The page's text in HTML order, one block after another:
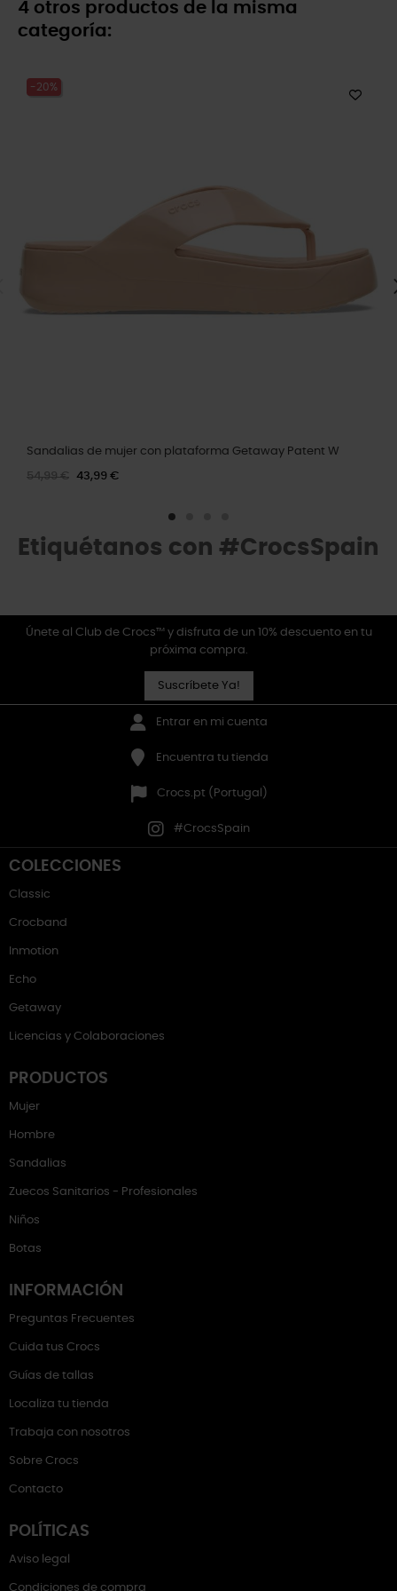
4 otros productos de la misma
categoría:
-20%
Sandalias de mujer con plataforma Getaway Patent W
54,99 € 43,99 €
Etiquétanos con #CrocsSpain
Únete al Club de Crocs™ y disfruta de un 10% descuento en tu
próxima compra.
Suscríbete Ya!
Entrar en mi cuenta
Encuentra tu tienda
Crocs.pt (Portugal)
#CrocsSpain
COLECCIONES
Classic
Crocband
Inmotion
Echo
Getaway
Licencias y Colaboraciones
PRODUCTOS
Mujer
Hombre
Sandalias
Zuecos Sanitarios - Profesionales
Niños
Botas
INFORMACIÓN
Preguntas Frecuentes
Cuida tus Crocs
Guías de tallas
Localiza tu tienda
Trabaja con nosotros
Sobre Crocs
Contacto
POLÍTICAS
Aviso legal
Condiciones de compra